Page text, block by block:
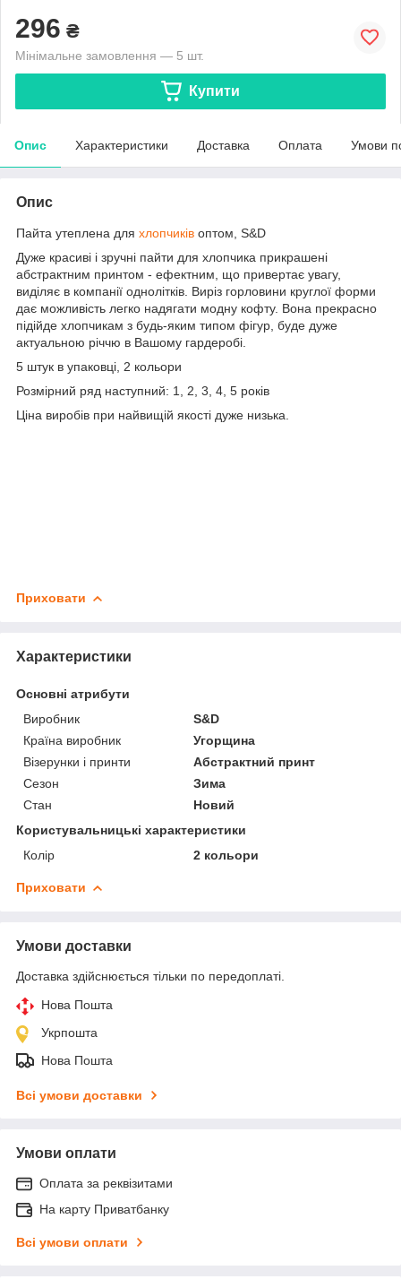
296 ₴
Мінімальне замовлення — 5 шт.
Купити
Опис Характеристики Доставка Оплата Умови
Опис
Пайта утеплена для хлопчиків оптом, S&D
Дуже красиві і зручні пайти для хлопчика прикрашені
абстрактним принтом - ефектним, що привертає увагу,
виділяє в компанії однолітків. Виріз горловини круглої форми
дає можливість легко надягати модну кофту. Вона прекрасно
підійде хлопчикам з будь-яким типом фігур, буде дуже
актуальною річчю в Вашому гардеробі.
5 штук в упаковці, 2 кольори
Розмірний ряд наступний: 1, 2, 3, 4, 5 років
Ціна виробів при найвищій якості дуже низька.
Приховати
Характеристики
Основні атрибути
Виробник
S&D
Країна виробник
Угорщина
Візерунки і принти
Абстрактний принт
Сезон
Зима
Стан
Новий
Користувальницькі характеристики
Колір
2 кольори
Приховати
Умови доставки
Доставка здійснюється тільки по передоплаті.
Нова Пошта
Укрпошта
Нова Пошта
Всі умови доставки
Умови оплати
Оплата за реквізитами
На карту Приватбанку
Всі умови оплати